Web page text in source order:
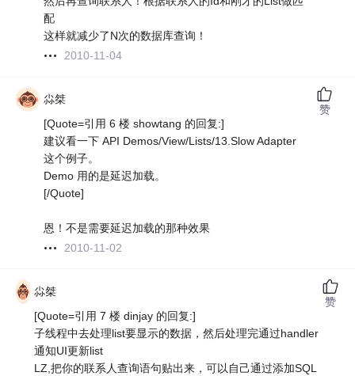
配
这样就减少了N次的数据库查询！
2010-11-04
尛桀
[Quote=引用 6 楼 showtang 的回复:]
建议看一下 API Demos/View/Lists/13.Slow Adapter
这个例子。
Demo 用的是延迟加载。
[/Quote]
恩！不是需要延迟加载的那种效果
2010-11-02
赞
尛桀
[Quote=引用 7 楼 dinjay 的回复:]
子线程中去处理list要显示的数据，然后处理完通过handler
通知UI更新list
LZ,把你的联系人查询语句贴出来，可以自己通过添加SQL
赞